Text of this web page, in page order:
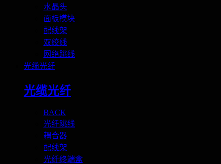
水晶头
面板模块
配线架
双绞线
网络跳线
光缆光纤
光缆光纤
BACK
光纤跳线
耦合器
配线架
光纤终端盒